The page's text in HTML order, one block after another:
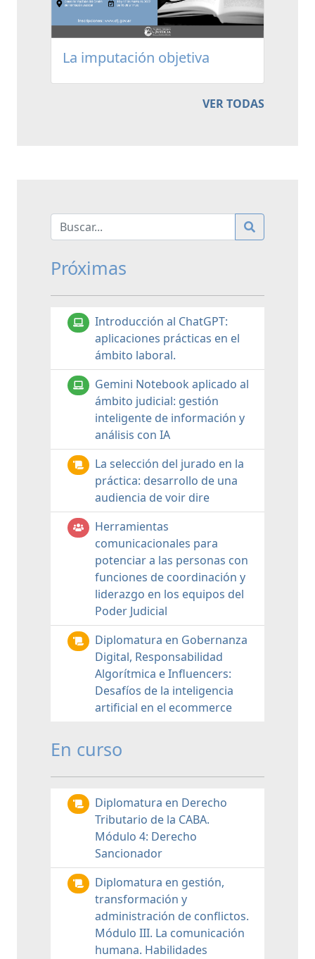
La imputación objetiva
VER TODAS
Próximas
Introducción al ChatGPT:
aplicaciones prácticas en el
ámbito laboral.
Gemini Notebook aplicado al
ámbito judicial: gestión
inteligente de información y
análisis con IA
La selección del jurado en la
práctica: desarrollo de una
audiencia de voir dire
Herramientas
comunicacionales para
potenciar a las personas con
funciones de coordinación y
liderazgo en los equipos del
Poder Judicial
Diplomatura en Gobernanza
Digital, Responsabilidad
Algorítmica e Influencers:
Desafíos de la inteligencia
artificial en el ecommerce
En curso
Diplomatura en Derecho
Tributario de la CABA.
Módulo 4: Derecho
Sancionador
Diplomatura en gestión,
transformación y
administración de conflictos.
Módulo III. La comunicación
humana. Habilidades